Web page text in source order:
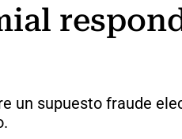
un supuesto fraude